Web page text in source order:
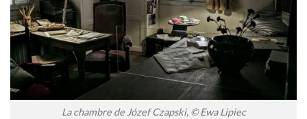
La chambre de Józef Czapski, © Ewa Lipiec